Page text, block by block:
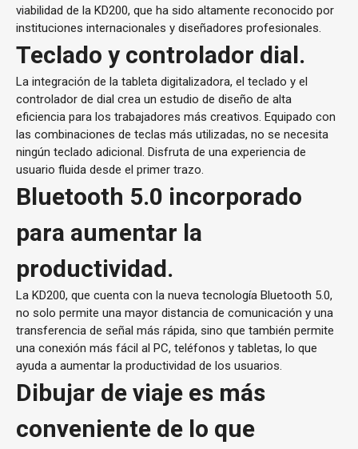
viabilidad de la KD200, que ha sido altamente reconocido por
instituciones internacionales y diseñadores profesionales.
Teclado y controlador dial.
La integración de la tableta digitalizadora, el teclado y el
controlador de dial crea un estudio de diseño de alta
eficiencia para los trabajadores más creativos. Equipado con
las combinaciones de teclas más utilizadas, no se necesita
ningún teclado adicional. Disfruta de una experiencia de
usuario fluida desde el primer trazo.
Bluetooth 5.0 incorporado
para aumentar la
productividad.
La KD200, que cuenta con la nueva tecnología Bluetooth 5.0,
no solo permite una mayor distancia de comunicación y una
transferencia de señal más rápida, sino que también permite
una conexión más fácil al PC, teléfonos y tabletas, lo que
ayuda a aumentar la productividad de los usuarios.
Dibujar de viaje es más
conveniente de lo que